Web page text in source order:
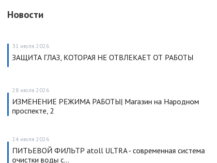
Новости
31 июля 2026
ЗАЩИТА ГЛАЗ, КОТОРАЯ НЕ ОТВЛЕКАЕТ ОТ РАБОТЫ
28 июля 2026
ИЗМЕНЕНИЕ РЕЖИМА РАБОТЫ| Магазин на Народном
проспекте, 2
24 июля 2026
ПИТЬЕВОЙ ФИЛЬТР atoll ULTRA - современная система
очистки воды с…